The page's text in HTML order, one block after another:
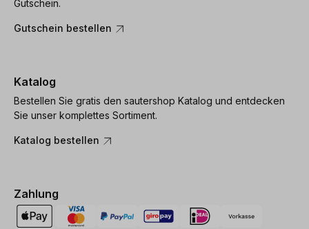
Gutschein.
Gutschein bestellen
Katalog
Bestellen Sie gratis den sautershop Katalog und entdecken
Sie unser komplettes Sortiment.
Katalog bestellen
Zahlung